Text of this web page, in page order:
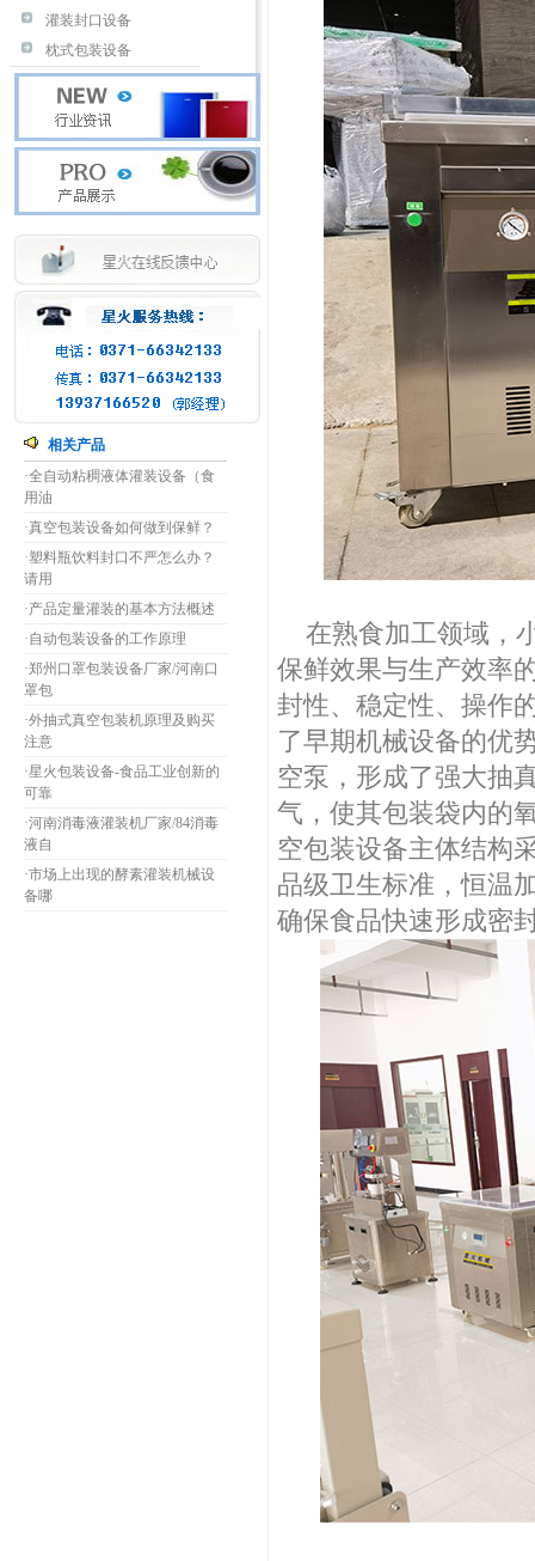
灌装封口设备
枕式包装设备
相关产品
·全自动粘稠液体灌装设备（食
用油
·真空包装设备如何做到保鲜？
·塑料瓶饮料封口不严怎么办？
请用
·产品定量灌装的基本方法概述
·自动包装设备的工作原理
·郑州口罩包装设备厂家/河南口
罩包
·外抽式真空包装机原理及购买
注意
·星火包装设备-食品工业创新的
可靠
·河南消毒液灌装机厂家/84消毒
液自
·市场上出现的酵素灌装机械设
备哪
在熟食加工领域，
保鲜效果与生产效率
封性、稳定性、操作
了早期机械设备的优
空泵，形成了强大抽
气，使其包装袋内的
空包装设备主体结构
品级卫生标准，恒温
确保食品快速形成密